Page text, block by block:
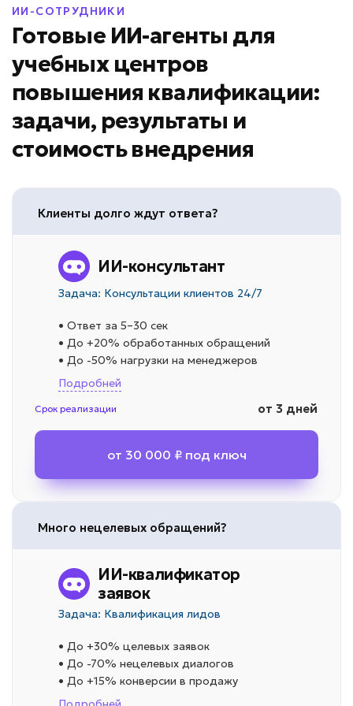
ИИ-СОТРУДНИКИ
Готовые ИИ-агенты для
учебных центров
повышения квалификации:
задачи, результаты и
стоимость внедрения
Клиенты долго ждут ответа?
ИИ-консультант
Задача: Консультации клиентов 24/7
• Ответ за 5–30 сек
• До +20% обработанных обращений
• До -50% нагрузки на менеджеров
Подробней
Срок реализации от 3 дней
от 30 000 ₽ под ключ
Много нецелевых обращений?
ИИ-квалификатор
заявок
Задача: Квалификация лидов
• До +30% целевых заявок
• До -70% нецелевых диалогов
• До +15% конверсии в продажу